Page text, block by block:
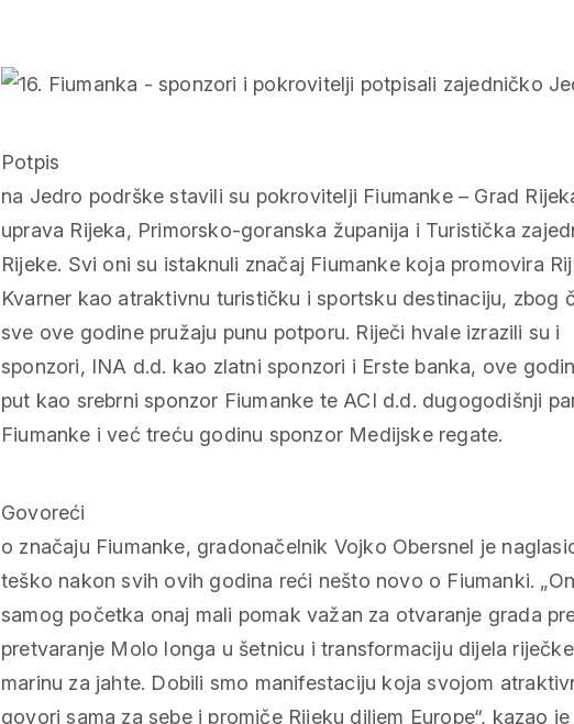
Potpis
na Jedro podrške stavili su pokrovitelji Fiumanke – Grad
uprava Rijeka, Primorsko-goranska županija i Turistička
Rijeke. Svi oni su istaknuli značaj Fiumanke koja promovira
Kvarner kao atraktivnu turističku i sportsku destinaciju, zbog
sve ove godine pružaju punu potporu. Riječi hvale izrazili su i
sponzori, INA d.d. kao zlatni sponzori i Erste banka, ove
put kao srebrni sponzor Fiumanke te ACI d.d. dugogodišnji
Fiumanke i već treću godinu sponzor Medijske regate.
Govoreći
o značaju Fiumanke, gradonačelnik Vojko Obersnel je
teško nakon svih ovih godina reći nešto novo o Fiumanki.
samog početka onaj mali pomak važan za otvaranje grada
pretvaranje Molo longa u šetnicu i transformaciju dijela
marinu za jahte. Dobili smo manifestaciju koja svojom
govori sama za sebe i promiče Rijeku diljem Europe“, kazao je